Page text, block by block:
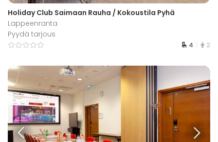
Holiday Club Saimaan Rauha / Kokoustila Pyhä
Lappeenranta
Pyydä tarjous
4 2